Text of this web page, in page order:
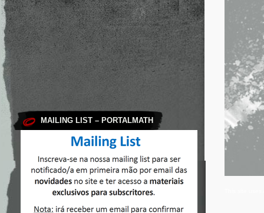
MAILING LIST – PORTALMATH